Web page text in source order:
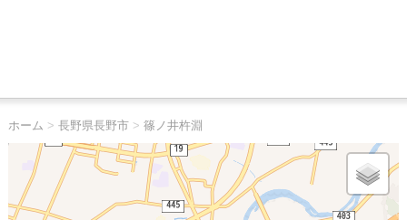
ホーム > 長野県長野市> 篠ノ井杵淵